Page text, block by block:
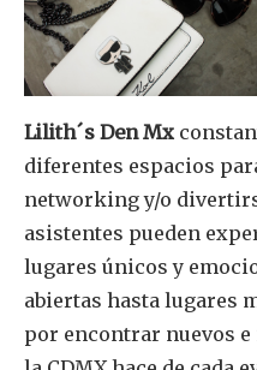
electrónico en nuestro sitio
suscripción a continuación.
privacidad y no enviaremos
Su información está segura
Share
Lilith´s Den Mx
diferentes espacios
networking y/o
asistentes pueden
lugares únicos y
abiertas hasta lugares
por encontrar nuevos